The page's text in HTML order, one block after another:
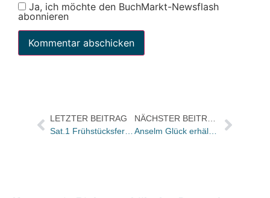
Ja, ich möchte den BuchMarkt-Newsflash
abonnieren
LETZTER BEITRAG
Sat.1 Frühstücksfernsehen: Buchtitel der Sendung von morgen